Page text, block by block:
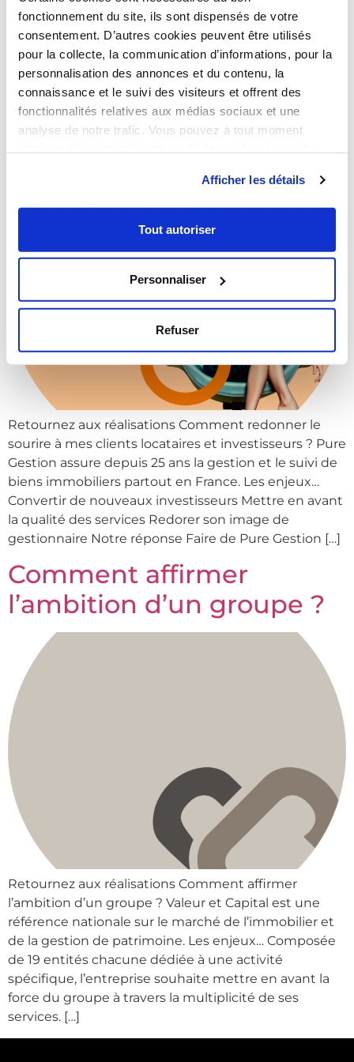
fonctionnement du site, ils sont dispensés de votre
consentement. D’autres cookies peuvent être utilisés
pour la collecte, la communication d’informations, pour la
personnalisation des annonces et du contenu, la
connaissance et le suivi des visiteurs et offrent des
fonctionnalités relatives aux médias sociaux et une
analyse de notre trafic. Vous pouvez à tout moment
Afficher les détails
Tout autoriser
Personnaliser
Refuser
Notre agence
Nos métiers
Nos réalisations
Notre communauté
Contactez nous
continuer de séduire les locataires comme […]
Comment redonner le
sourire à mes clients
locataires et
investisseurs ?
Retournez aux réalisations Comment redonner le
sourire à mes clients locataires et investisseurs ? Pure
Gestion assure depuis 25 ans la gestion et le suivi de
biens immobiliers partout en France. Les enjeux…
Convertir de nouveaux investisseurs Mettre en avant
la qualité des services Redorer son image de
gestionnaire Notre réponse Faire de Pure Gestion […]
Comment affirmer
l’ambition d’un groupe ?
Retournez aux réalisations Comment affirmer
l’ambition d’un groupe ? Valeur et Capital est une
référence nationale sur le marché de l’immobilier et
de la gestion de patrimoine. Les enjeux… Composée
de 19 entités chacune dédiée à une activité
spécifique, l’entreprise souhaite mettre en avant la
force du groupe à travers la multiplicité de ses
services. […]